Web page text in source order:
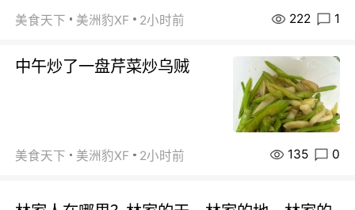
美食天下 美洲豹XF 2小时前 222 1
中午炒了一盘芹菜炒乌贼
美食天下 美洲豹XF 2小时前 135 0